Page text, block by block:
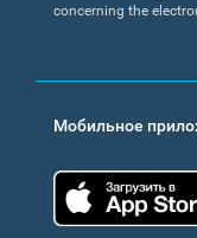
concerning the
Мобильное